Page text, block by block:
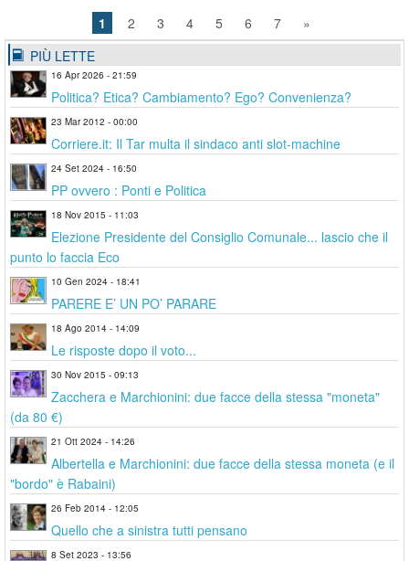
1 2 3 4 5 6 7
»
PIÙ LETTE
16 Apr 2026 - 21:59
Politica? Etica? Cambiamento? Ego? Convenienza?
23 Mar 2012 - 00:00
Corriere.it: Il Tar multa il sindaco anti slot-machine
24 Set 2024 - 16:50
PP ovvero : Ponti e Politica
18 Nov 2015 - 11:03
Elezione Presidente del Consiglio Comunale... lascio che il
punto lo faccia Eco
10 Gen 2024 - 18:41
PARERE E’ UN PO’ PARARE
18 Ago 2014 - 14:09
Le risposte dopo il voto...
30 Nov 2015 - 09:13
Zacchera e Marchionini: due facce della stessa "moneta"
(da 80 €)
21 Ott 2024 - 14:26
Albertella e Marchionini: due facce della stessa moneta (e il
"bordo" è Rabaini)
26 Feb 2014 - 12:05
Quello che a sinistra tutti pensano
8 Set 2023 - 13:56